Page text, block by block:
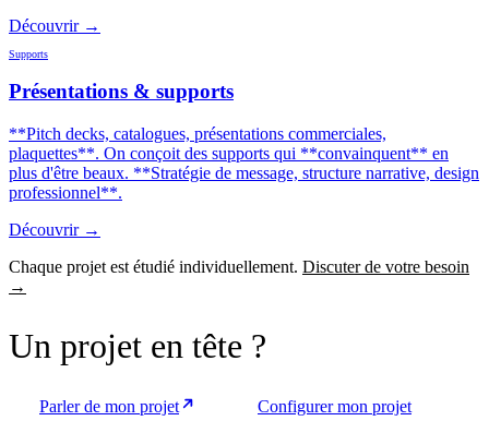
Découvrir →
Supports
Présentations & supports
**Pitch decks, catalogues, présentations commerciales,
plaquettes**. On conçoit des supports qui **convainquent** en
plus d'être beaux. **Stratégie de message, structure narrative, design
professionnel**.
Découvrir →
Chaque projet est étudié individuellement. Discuter de votre besoin
→
Un projet en tête ?
Parler de mon projet
Configurer mon projet